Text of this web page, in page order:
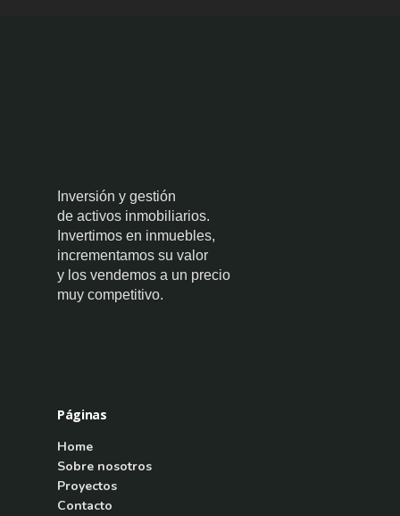
Inversión y gestión
de activos inmobiliarios.
Invertimos en inmuebles,
incrementamos su valor
y los vendemos a un precio
muy competitivo.
Páginas
Home
Sobre nosotros
Proyectos
Contacto